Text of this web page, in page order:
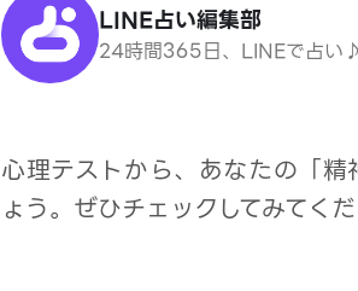
LINE占い編集部
24時間365日、LINEで占い♪
心理テストから、あなたの「精
ょう。ぜひチェックしてみてく